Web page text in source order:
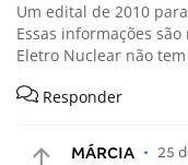
Um edital de 2010
Essas informações
Eletro Nuclear não
Responder
MÁRCIA • 25